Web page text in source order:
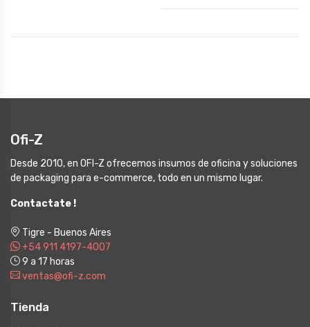
Ofi-Z
Desde 2010, en OFI-Z ofrecemos insumos de oficina y soluciones
de packaging para e-commerce, todo en un mismo lugar.
Contactate !
Tigre - Buenos Aires
+54 911 4197-4007
9 a 17 horas
ventas@ofi-z.com
Tienda